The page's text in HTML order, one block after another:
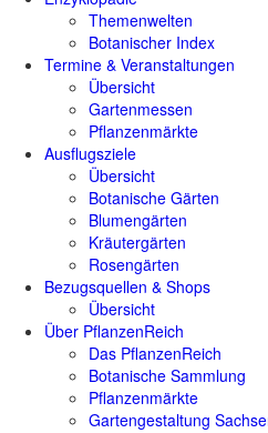
Themenwelten
Botanischer Index
Termine & Veranstaltungen
Übersicht
Gartenmessen
Pflanzenmärkte
Ausflugsziele
Übersicht
Botanische Gärten
Blumengärten
Kräutergärten
Rosengärten
Bezugsquellen & Shops
Übersicht
Über PflanzenReich
Das PflanzenReich
Botanische Sammlung
Pflanzenmärkte
Gartengestaltung